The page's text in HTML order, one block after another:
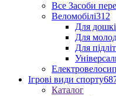
Все Засоби
Веломобілі312
Для
Для
Для
Ігрові види спорту
Каталог